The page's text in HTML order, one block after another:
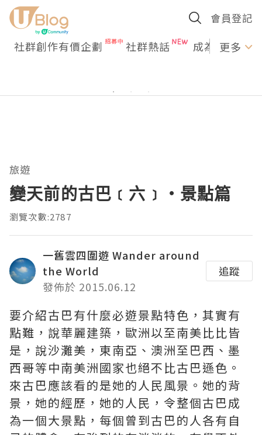
會員登記
社群創作有價企劃 社群熱話 成為U更多
旅遊
變天前的古巴﹝六﹞‧景點篇
瀏覽次數:2787
一舊雲四圍遊 Wander around
the World
發佈於 2015.06.12
追蹤
要介紹古巴有什麼必遊景點特色，其實有
點難，說華麗建築，歐洲以至南美比比皆
是，說沙灘美，東南亞、澳洲至巴西、墨
西哥等中南美洲國家也絕不比古巴遜色。
來古巴應該看的是她的人民風景。她的背
景，她的經歷，她的人民，令整個古巴成
為一個大景點，每個曾到古巴的人各有自